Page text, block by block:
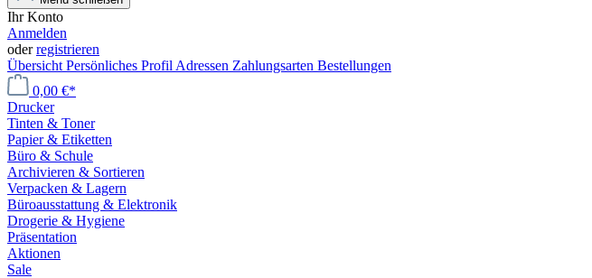
Ihr Konto
Anmelden
oderregistrieren
Übersicht Persönliches Profil Adressen Zahlungsarten Bestellungen
0,00 €*
Drucker
Tinten & Toner
Papier & Etiketten
Büro & Schule
Archivieren & Sortieren
Verpacken & Lagern
Büroausstattung & Elektronik
Drogerie & Hygiene
Präsentation
Aktionen
Sale